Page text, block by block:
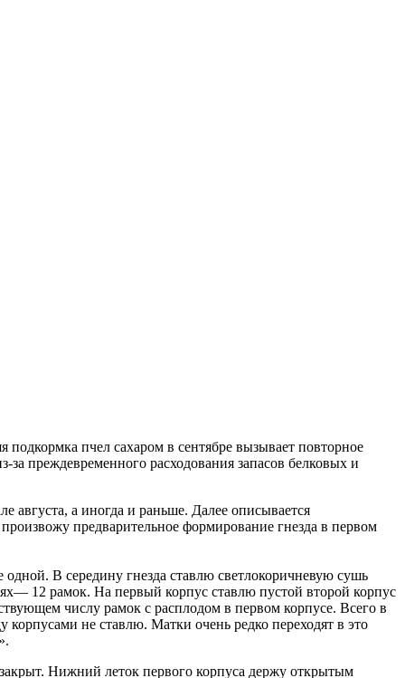
пчел сахаром в сентябре вызывает повторное
преждевременного расходования запасов белковых и
августа, а иногда и раньше. Далее описывается
предварительное формирование гнезда в первом
В середину гнезда ставлю светлокоричневую сушь
12 рамок. На первый корпус ставлю пустой второй корпус
числу рамок с расплодом в первом корпусе. Всего в
не ставлю. Матки очень редко переходят в это
Нижний леток первого корпуса держу открытым